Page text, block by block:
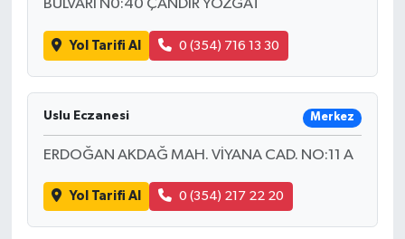
BULVARI N0:40 ÇANDIR YOZGAT
Yol Tarifi Al 0 (354) 716 13 30
Uslu Eczanesi Merkez
ERDOĞAN AKDAĞ MAH. VİYANA CAD. NO:11 A
Yol Tarifi Al 0 (354) 217 22 20